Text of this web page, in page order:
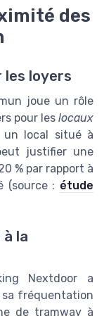
des
loyers
joue un rôle
pour les locaux
un local situé à
justifier une
% par rapport à
(source : étude
la
Nextdoor a
fréquentation
de tramway à